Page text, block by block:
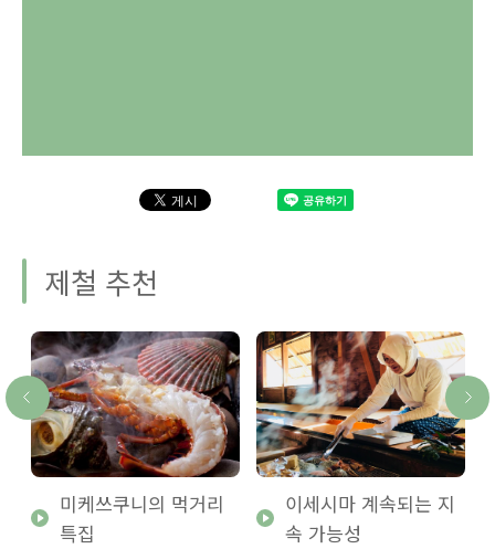
제철 추천
미케쓰쿠니의 먹거리
특집
이세시마 계속되는 지
속 가능성